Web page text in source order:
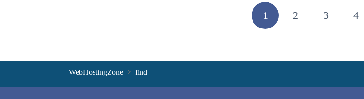
1 2 3 4
WebHostingZone find